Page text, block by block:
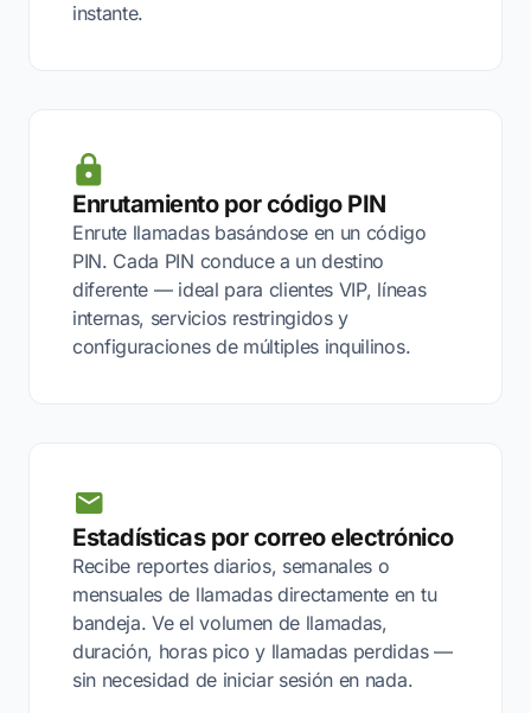
instante.
Enrutamiento por código PIN
Enrute llamadas basándose en un código
PIN. Cada PIN conduce a un destino
diferente — ideal para clientes VIP, líneas
internas, servicios restringidos y
configuraciones de múltiples inquilinos.
Estadísticas por correo electrónico
Recibe reportes diarios, semanales o
mensuales de llamadas directamente en tu
bandeja. Ve el volumen de llamadas,
duración, horas pico y llamadas perdidas —
sin necesidad de iniciar sesión en nada.